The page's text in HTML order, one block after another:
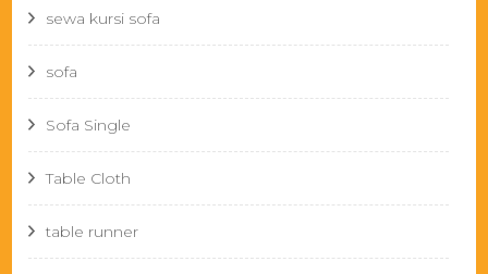
sewa kursi sofa
sofa
Sofa Single
Table Cloth
table runner